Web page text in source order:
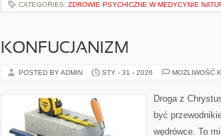
CATEGORIES: ZDROWIE PSYCHICZNE W MEDYCYNIE
KONFUCJANIZM
POSTED BY ADMIN STY - 31 - 2026 MOŻLIWOŚĆ
Droga z
być
wędrówce. To